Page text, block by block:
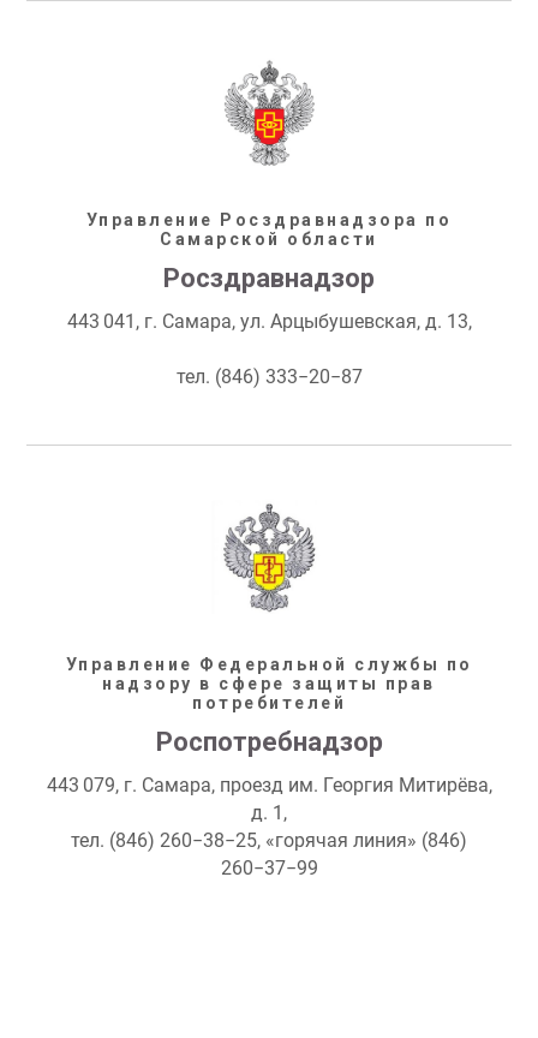
Управление Росздравнадзора по
Самарской области
Росздравнадзор
443 041, г. Самара, ул. Арцыбушевская, д. 13,
тел. (846) 333−20−87
Управление Федеральной службы по
надзору в сфере защиты прав
потребителей
Роспотребнадзор
443 079, г. Самара, проезд им. Георгия Митирёва,
д. 1,
тел. (846) 260−38−25, «горячая линия» (846)
260−37−99